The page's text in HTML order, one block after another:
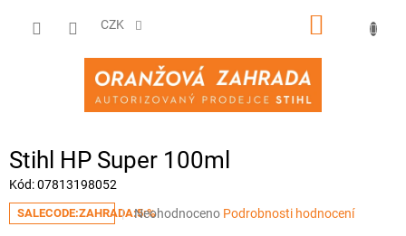
CZK
NÁKUPNÍ
Stihl HP Super 100ml
Kód:07813198052
SALECODE:ZAHRADA:5:%Průměrné
Neohodnoceno Podrobnosti hodnocení